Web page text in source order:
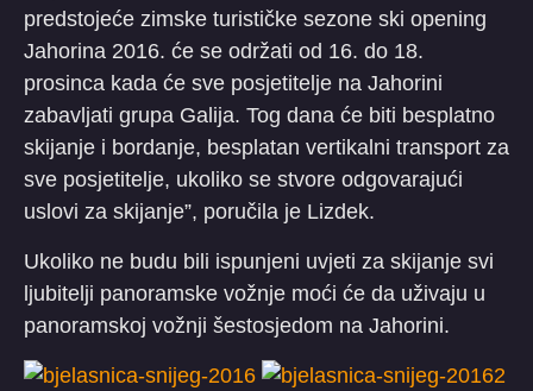
predstojeće zimske turističke sezone ski opening
Jahorina 2016. će se održati od 16. do 18.
prosinca kada će sve posjetitelje na Jahorini
zabavljati grupa Galija. Tog dana će biti besplatno
skijanje i bordanje, besplatan vertikalni transport za
sve posjetitelje, ukoliko se stvore odgovarajući
uslovi za skijanje”, poručila je Lizdek.
Ukoliko ne budu bili ispunjeni uvjeti za skijanje svi
ljubitelji panoramske vožnje moći će da uživaju u
panoramskoj vožnji šestosjedom na Jahorini.